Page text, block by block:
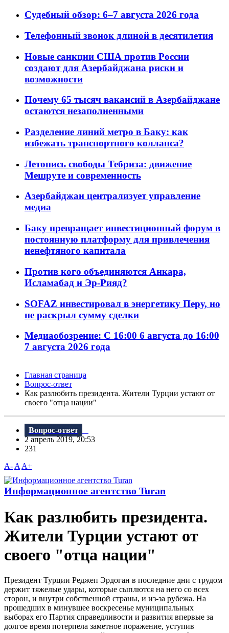
Судебный обзор: 6–7 августа 2026 года
Телефонный звонок длиной в десятилетия
Новые санкции США против России
создают для Азербайджана риски и
возможности
Почему 65 тысяч вакансий в Азербайджане
остаются незаполненными
Разделение линий метро в Баку: как
избежать транспортного коллапса?
Летопись свободы Тебриза: движение
Мешруте и современность
Азербайджан централизует управление
медиа
Баку превращает инвестиционный форум в
постоянную платформу для привлечения
ненефтяного капитала
Против кого объединяются Анкара,
Исламабад и Эр-Рияд?
SOFAZ инвестировал в энергетику Перу, но
не раскрыл сумму сделки
Медиаобозрение: С 16:00 6 августа до 16:00
7 августа 2026 года
Главная страница
Вопрос-ответ
Как разлюбить президента. Жители Турции устают от
своего "отца нации"
Вопрос-ответ
2 апрель 2019, 20:53
231
A- A A+
Информационное агентство Turan
Как разлюбить президента.
Жители Турции устают от
своего "отца нации"
Президент Турции Реджеп Эрдоган в последние дни с трудом
держит тяжелые удары, которые сыплются на него со всех
сторон, и внутри собственной страны, и из-за рубежа. На
прошедших в минувшее воскресенье муниципальных
выборах его Партия справедливости и развития впервые за
долгое время потерпела заметное поражение, уступив